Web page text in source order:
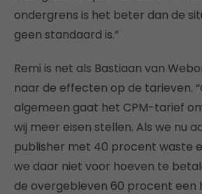
ondergrens is het beter dan de
geen standaard is.”
Remi is net als Bastiaan van
naar de effecten op de tarieven.
algemeen gaat het CPM-tarief
wij meer eisen stellen. Als we nu
publisher met 40 procent waste
we daar niet voor hoeven te
de overgebleven 60 procent een